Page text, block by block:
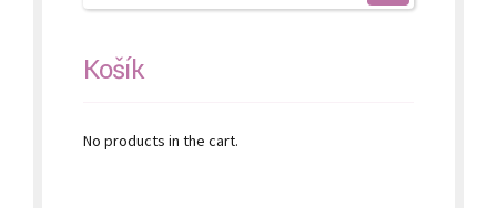
Košík
No products in the cart.